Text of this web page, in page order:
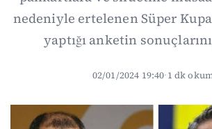
nedeniyle ertelenen Süper
yaptığı anketin
02/01/2024 19:40·1 dk